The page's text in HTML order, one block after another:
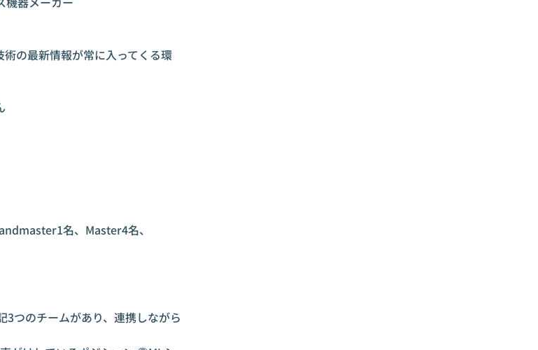
の最新情報が常に入ってくる環
名、Master4名、
3つのチームがあり、連携しながら